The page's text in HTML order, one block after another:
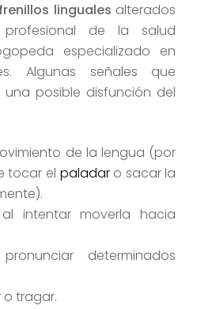
frenillos linguales alterados
de la salud
especializado en
Algunas señales que
posible disfunción del
de la lengua (por
tocar el paladaro sacar la
intentar moverla hacia
determinados
o tragar.